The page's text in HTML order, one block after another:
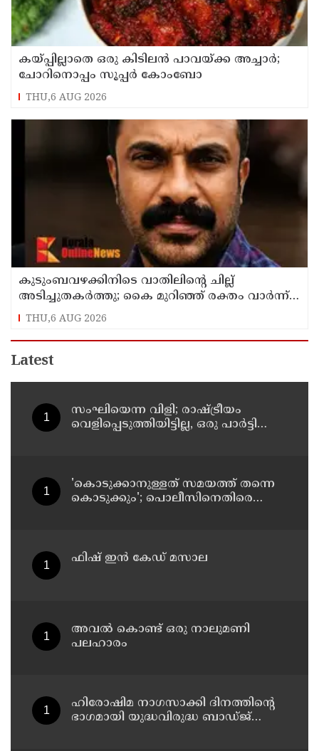
കയ്പ്പില്ലാതെ ഒരു കിടിലൻ പാവയ്ക്ക അച്ചാർ;
ചോറിനൊപ്പം സൂപ്പർ കോംബോ
THU,6 AUG 2026
കുടുംബവഴക്കിനിടെ വാതിലിന്റെ ചില്ല്
അടിച്ചുതകര്‍ത്തു; കൈ മുറിഞ്ഞ് രക്തം വാര്‍ന്ന്
49-കാരന് ദാരുണാന്ത്യം
THU,6 AUG 2026
Latest
സംഘിയെന്ന വിളി; രാഷ്ട്രീയം
വെളിപ്പെടുത്തിയിട്ടില്ല, ഒരു പാര്‍ട്ടിയും
'കൊടുക്കാനുള്ളത് സമയത്ത് തന്നെ
കൊടുക്കും'; പൊലീസിനെതിരെ
ഫിഷ് ഇൻ കേഡ് മസാല
അവൽ കൊണ്ട് ഒരു നാലുമണി
പലഹാരം
ഹിരോഷിമ നാഗസാക്കി ദിനത്തിന്റെ
ഭാഗമായി യുദ്ധവിരുദ്ധ ബാഡ്ജ്